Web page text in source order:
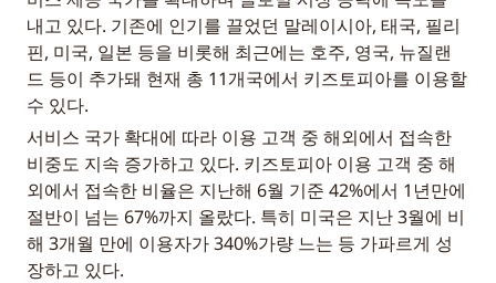
내고 있다. 기존에 인기를 끌었던 말레이시아, 태국, 필리
핀, 미국, 일본 등을 비롯해 최근에는 호주, 영국, 뉴질랜
드 등이 추가돼 현재 총 11개국에서 키즈토피아를 이용할
수 있다.
서비스 국가 확대에 따라 이용 고객 중 해외에서 접속한
비중도 지속 증가하고 있다. 키즈토피아 이용 고객 중 해
외에서 접속한 비율은 지난해 6월 기준 42%에서 1년만에
절반이 넘는 67%까지 올랐다. 특히 미국은 지난 3월에 비
해 3개월 만에 이용자가 340%가량 느는 등 가파르게 성
장하고 있다.